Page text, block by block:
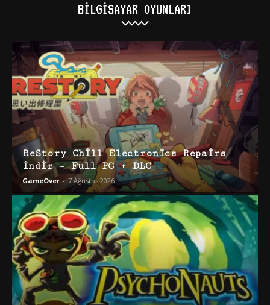
BILGISAYAR OYUNLARI
ReStory Chill Electronics Repairs
İndir – Full PC + DLC
GameOver - 7 Ağustos 2026